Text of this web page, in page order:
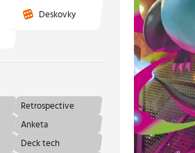
Deskovky
Retrospective
Anketa
Deck tech